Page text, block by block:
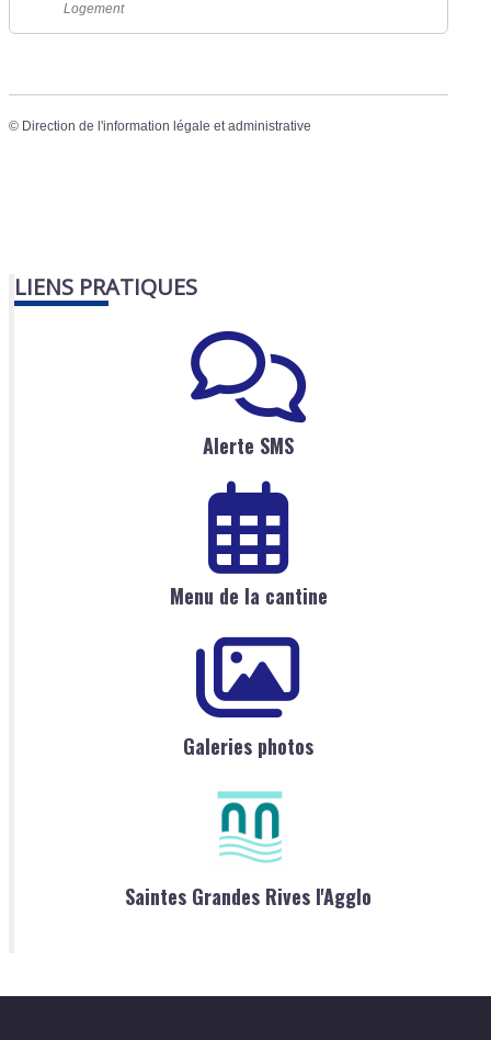
Logement
© Direction de l'information légale et administrative
LIENS PRATIQUES
Alerte SMS
Menu de la cantine
Galeries photos
Saintes Grandes Rives l'Agglo